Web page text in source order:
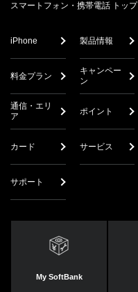
スマートフォン・携帯電話 トップ
iPhone 製品情報
料金プラン
キャンペー
ン
通信・エリ
ア
ポイント
カード サービス
サポート
My SoftBank